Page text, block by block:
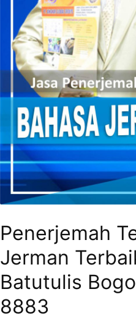
Penerjemah
Jerman
Batutulis
8883